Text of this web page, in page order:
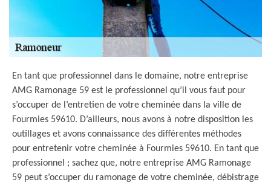
En tant que professionnel dans le domaine, notre entreprise
AMG Ramonage 59 est le professionnel qu’il vous faut pour
s’occuper de l’entretien de votre cheminée dans la ville de
Fourmies 59610. D’ailleurs, nous avons à notre disposition les
outillages et avons connaissance des différentes méthodes
pour entretenir votre cheminée à Fourmies 59610. En tant que
professionnel ; sachez que, notre entreprise AMG Ramonage
59 peut s’occuper du ramonage de votre cheminée, débistrage